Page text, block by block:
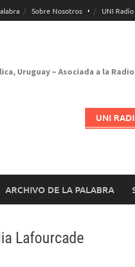
Sobre Nosotros UNI
Uruguay – Asociada a la
UNI
ARCHIVO DE LA PALABRA
Lafourcade